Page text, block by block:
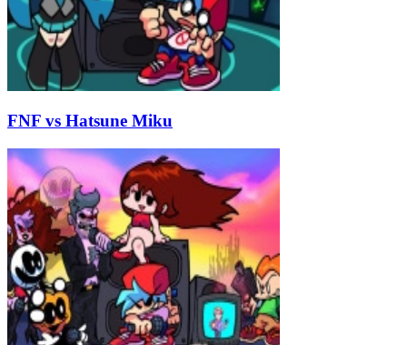
FNF vs Hatsune Miku